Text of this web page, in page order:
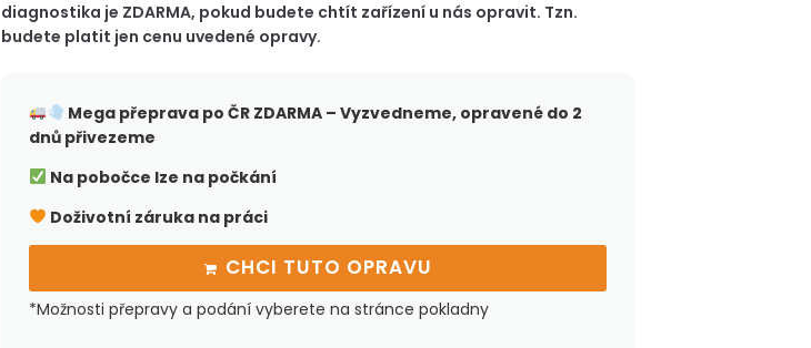
diagnostika je ZDARMA, pokud budete chtít zařízení u nás opravit. Tzn.
budete platit jen cenu uvedené opravy.
Mega přeprava po ČRZDARMA – Vyzvedneme, opravené do 2
dnů přivezeme
Na pobočce lze na počkání
Doživotní záruka na práci
CHCI TUTO OPRAVU
*Možnosti přepravy a podání vyberete na stránce pokladny